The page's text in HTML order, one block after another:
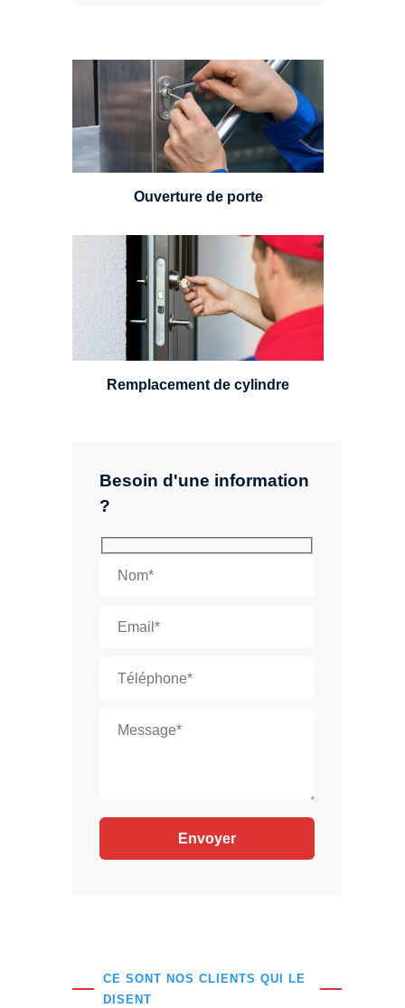
Besoin d'une information
?
CE SONT NOS CLIENTS QUI LE
DISENT
Vous avez perdu vos clés ou la
porte s'est refermée derrière vous
? Un serrurier est disponible
24h/7.
Ouverture de porte
Un serrurier sera en mesure de
choisir et remplacer un cylindre
standard, à 5 leviers ou à 3
leviers, Mul-T-Lock ou encore
multipoints.
Remplacement de cylindre